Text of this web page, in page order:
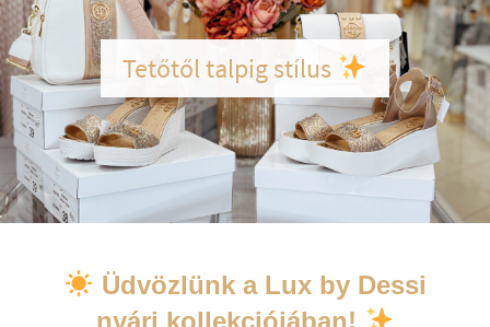
Tetőtől talpig stílus
Üdvözlünk a Lux by Dessi
nyári kollekciójában!